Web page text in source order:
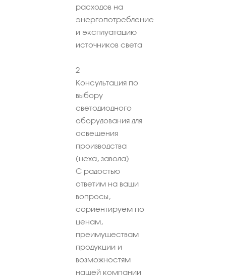
расходов на
энергопотребление
и эксплуатацию
источников света
2
Консультация по
выбору
светодиодного
оборудования для
освещения
производства
(цеха, завода)
С радостью
ответим на ваши
вопросы,
сориентируем по
ценам,
преимуществам
продукции и
возможностям
нашей компании